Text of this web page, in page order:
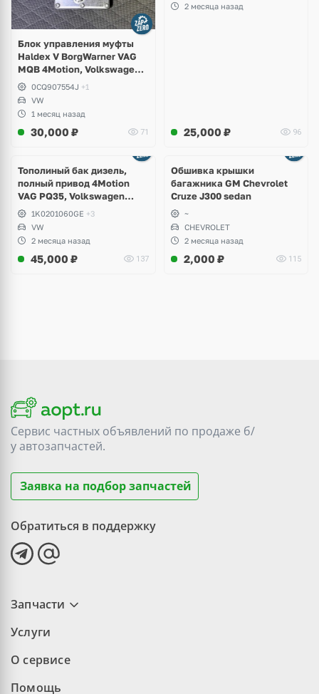
Блок управления муфты
Haldex V BorgWarner VAG
MQB 4Motion, Volkswagen
Tiguan
0CQ907554J +1
VW
1 месяц назад
30,000 ₽ 71
2 месяца назад
25,000 ₽ 96
Тополиный бак дизель,
полный привод 4Motion
VAG PQ35, Volkswagen
Scirocco, Golf V, VI, Skoda
Yeti, Octavia A5, Superb,
Audi A3, Seat Altea
1K0201060GE +3
VW
2 месяца назад
45,000 ₽ 137
Обшивка крышки
багажника GM Chevrolet
Cruze J300 sedan
~
CHEVROLET
2 месяца назад
2,000 ₽ 115
Сервис частных объявлений по продаже б/
уавтозапчастей.
Заявка на подбор запчастей
Обратиться в поддержку
Запчасти
Услуги
О сервисе
Помощь